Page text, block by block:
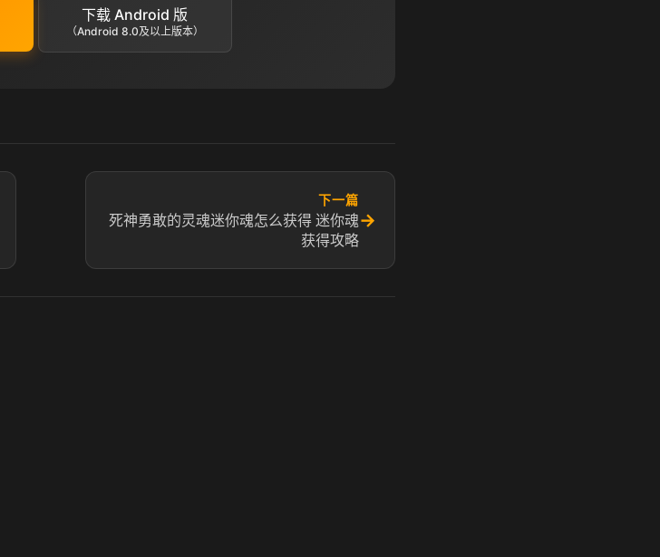
下载 Android 版
（Android 8.0及以上版本）
下一篇
死神勇敢的灵魂迷你魂怎么获得 迷你魂
获得攻略
→